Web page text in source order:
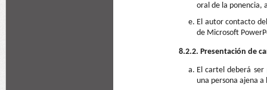
oral de la ponencia,
El autor contacto
de Microsoft
8.2.2. Presentación de
El cartel deberá
una persona ajena